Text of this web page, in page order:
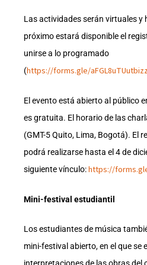
Las actividades serán virtuales y
próximo estará disponible el
unirse a lo programado
(https://forms.gle/
El evento está abierto al público
es gratuita. El horario de las
(GMT-5 Quito, Lima, Bogotá). El
podrá realizarse hasta el 4 de
siguiente vínculo:https://
Mini-festival estudiantil
Los estudiantes de música
mini-festival abierto, en el que se